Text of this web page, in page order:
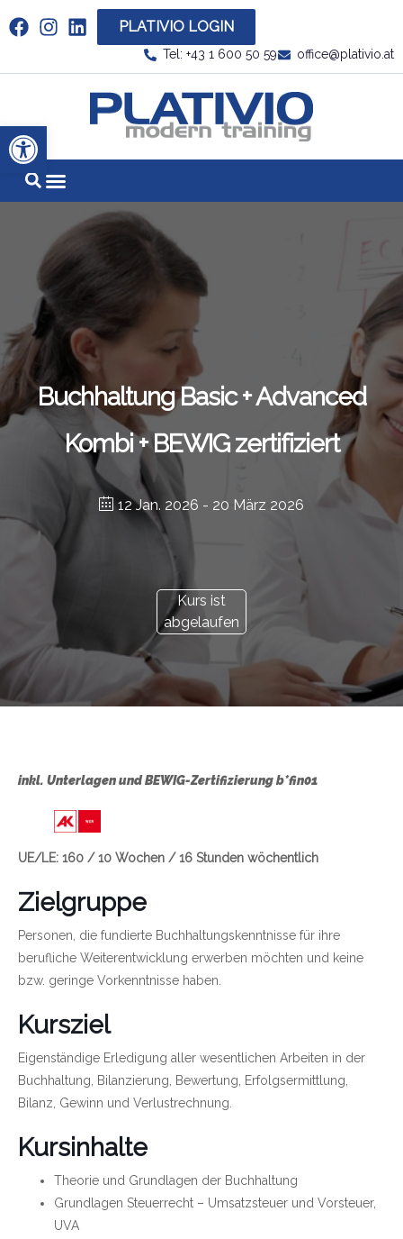
Werkzeugleiste öffnen
Link zu https://www.linkedin.com/company/
PLATIVIO LOGIN
Tel: +43 1 600 50 59 office@plativio.at
Link zu
Buchhaltung Basic + Advanced
Kombi + BEWIG zertifiziert
12 Jan. 2026 - 20 März 2026
Kurs ist
abgelaufen
inkl. Unterlagen und BEWIG-Zertifizierung b*fin01
UE/LE: 160 / 10 Wochen / 16 Stunden wöchentlich
Zielgruppe
Personen, die fundierte Buchhaltungskenntnisse für ihre
berufliche Weiterentwicklung erwerben möchten und keine
bzw. geringe Vorkenntnisse haben.
Kursziel
Eigenständige Erledigung aller wesentlichen Arbeiten in der
Buchhaltung, Bilanzierung, Bewertung, Erfolgsermittlung,
Bilanz, Gewinn und Verlustrechnung.
Kursinhalte
Theorie und Grundlagen der Buchhaltung
Grundlagen Steuerrecht – Umsatzsteuer und Vorsteuer,
UVA